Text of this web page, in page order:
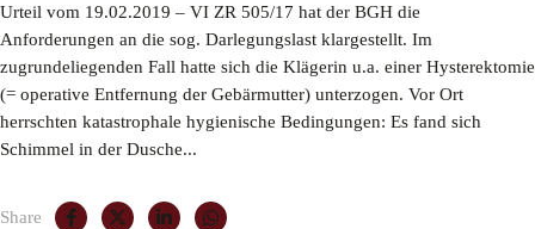
Urteil vom 19.02.2019 – VI ZR 505/17 hat der BGH die
Anforderungen an die sog. Darlegungslast klargestellt. Im
zugrundeliegenden Fall hatte sich die Klägerin u.a. einer Hysterektomie
(= operative Entfernung der Gebärmutter) unterzogen. Vor Ort
herrschten katastrophale hygienische Bedingungen: Es fand sich
Schimmel in der Dusche...
Share